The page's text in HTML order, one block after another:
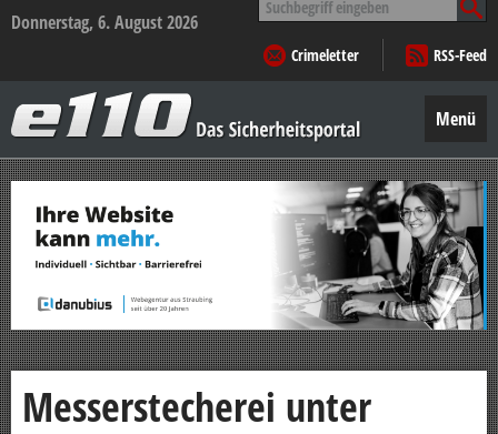
Donnerstag, 6. August 2026
nach:
Crimeletter
RSS-Feed
–
Das
Sicherheitsportal
Menü
Zum
Inhalt
springen
Messerstecherei unter